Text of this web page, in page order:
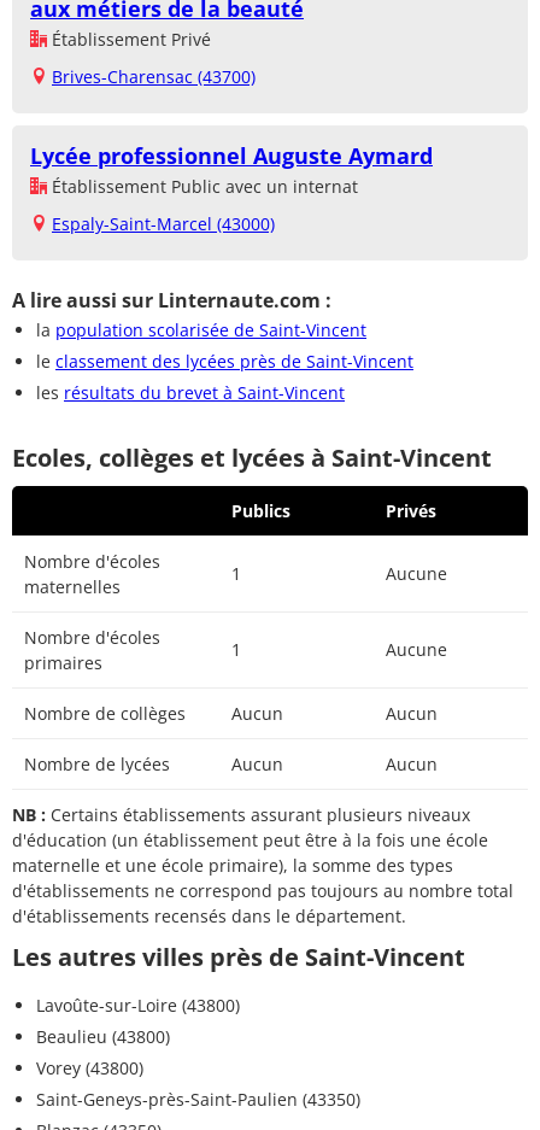
aux métiers de la beauté
Établissement Privé
Brives-Charensac (43700)
Lycée professionnel Auguste Aymard
Établissement Public avec un internat
Espaly-Saint-Marcel (43000)
A lire aussi sur Linternaute.com :
la population scolarisée de Saint-Vincent
le classement des lycées près de Saint-Vincent
les résultats du brevet à Saint-Vincent
Ecoles, collèges et lycées à Saint-Vincent
Publics Privés
Nombre d'écoles
maternelles
1 Aucune
Nombre d'écoles
primaires
1 Aucune
Nombre de collèges Aucun Aucun
Nombre de lycées Aucun Aucun
NB : Certains établissements assurant plusieurs niveaux
d'éducation (un établissement peut être à la fois une école
maternelle et une école primaire), la somme des types
d'établissements ne correspond pas toujours au nombre total
d'établissements recensés dans le département.
Les autres villes près de Saint-Vincent
Lavoûte-sur-Loire (43800)
Beaulieu (43800)
Vorey (43800)
Saint-Geneys-près-Saint-Paulien (43350)